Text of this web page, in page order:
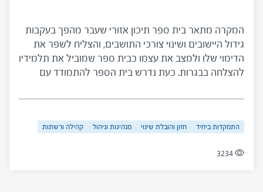
המקרה מתאר בית ספר תיכון אזורי שעבר מהפך בעקבות
גידול היישובים ושינוי צורכי התושבים, והצליח לשפר את
הדימוי שלו ולמצב את עצמו כבית ספר שמוביל את תלמידיו
להצלחה בבגרות. כעת נדרש בית הספר להתמודד עם
המשפיעות עליו. המקרה מעלה שאלות על הצורך להתאים
לבית הספר בכך ועוד.
התמקדות ביחיד חזון והובלת שינוי מנהיגות וניהול קהילה ורשתות
3234